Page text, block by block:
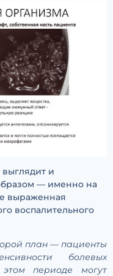
выглядит и
— именно на
выраженная
воспалительного
план — пациенты
болевых
периоде могут